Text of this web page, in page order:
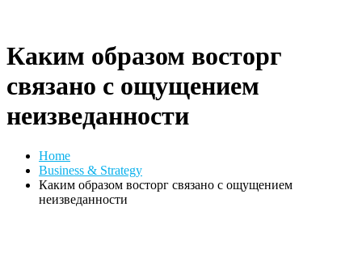
Каким образом восторг
связано с ощущением
неизведанности
Home
Business & Strategy
Каким образом восторг связано с ощущением
неизведанности